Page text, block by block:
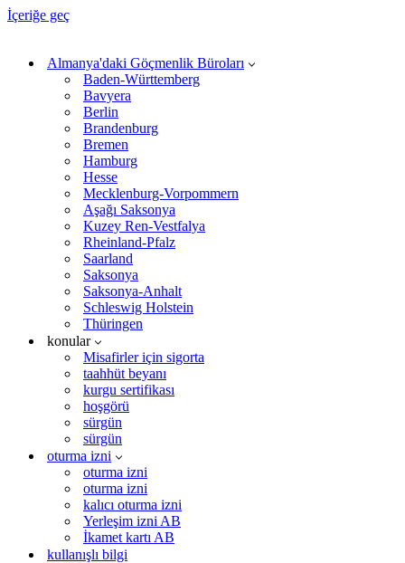
İçeriğe geç
Almanya'daki Göçmenlik Büroları
Baden-Württemberg
Bavyera
Berlin
Brandenburg
Bremen
Hamburg
Hesse
Mecklenburg-Vorpommern
Aşağı Saksonya
Kuzey Ren-Vestfalya
Rheinland-Pfalz
Saarland
Saksonya
Saksonya-Anhalt
Schleswig Holstein
Thüringen
konular
Misafirler için sigorta
taahhüt beyanı
kurgu sertifikası
hoşgörü
sürgün
sürgün
oturma izni
oturma izni
oturma izni
kalıcı oturma izni
Yerleşim izni AB
İkamet kartı AB
kullanışlı bilgi